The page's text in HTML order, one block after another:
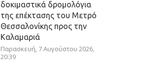
δοκιμαστικά δρομολόγια
της επέκτασης του Μετρό
Θεσσαλονίκης προς την
Καλαμαριά
Παρασκευή, 7 Αυγούστου 2026,
20:39